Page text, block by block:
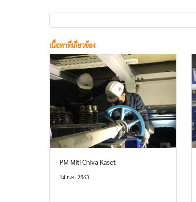
เนื้อหาที่เกี่ยวข้อง
PM Miti Chiva Kaset
14 ธ.ค. 2563